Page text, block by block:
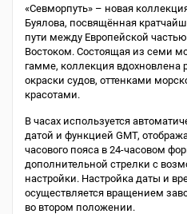
«Севморпуть» – новая
Буялова, посвящённая
пути между Европейской
Востоком. Состоящая из семи
гамме, коллекция вдохновлена
окраски судов, оттенками
красотами.
В часах используется
датой и функцией GMT,
часового пояса в 24-часовом
дополнительной стрелки с
настройки. Настройка даты и
осуществляется вращением
во втором положении.